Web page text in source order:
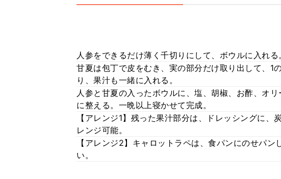
人参をできるだけ薄く千切りにして、ボウルに入れる
甘夏は包丁で皮をむき、実の部分だけ取り出して、1
り、果汁も一緒に入れる。
人参と甘夏の入ったボウルに、塩、胡椒、お酢、オ
に整える。一晩以上寝かせて完成。
【アレンジ1】残った果汁部分は、ドレッシングに
レンジ可能。
【アレンジ2】キャロットラペは、食パンにのせパ
い。